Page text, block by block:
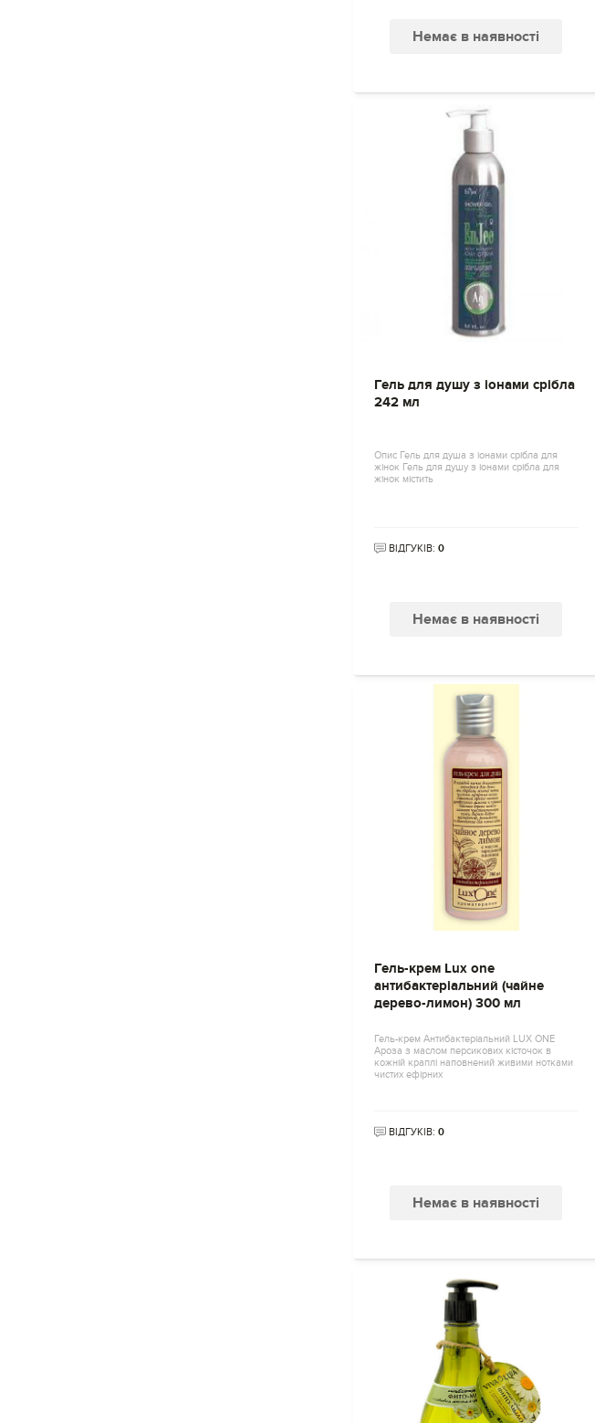
Немає в наявності
Гель для душу з іонами срібла
242 мл
Опис Гель для душа з іонами срібла для
жінок Гель для душу з іонами срібла для
жінок містить
ВІДГУКІВ: 0
Немає в наявності
Гель-крем Lux one
антибактеріальний (чайне
дерево-лимон) 300 мл
Гель-крем Антибактеріальний LUX ONE
Ароза з маслом персикових кісточок в
кожній краплі наповнений живими нотками
чистих ефірних
ВІДГУКІВ: 0
Немає в наявності